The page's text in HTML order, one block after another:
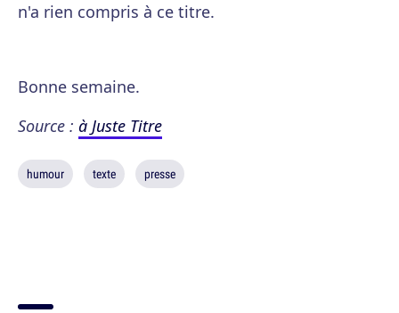
n'a rien compris à ce titre.
Bonne semaine.
Source : à Juste Titre
humour texte presse